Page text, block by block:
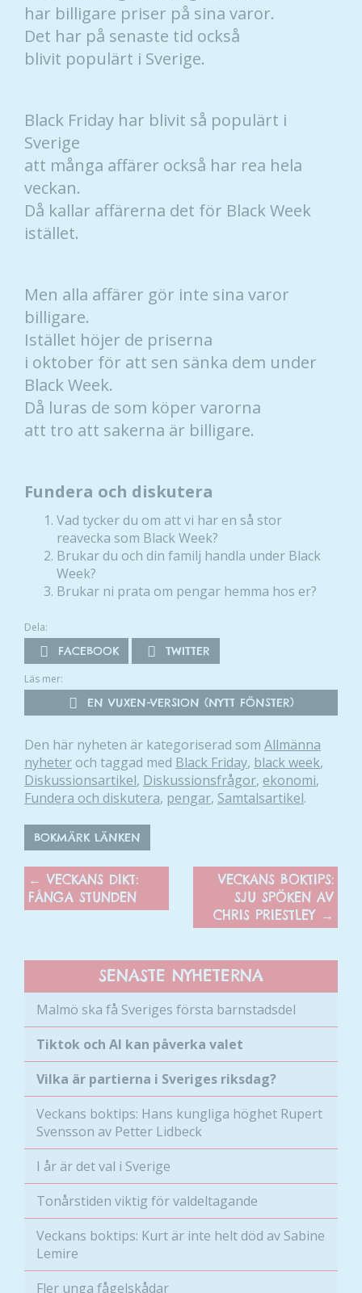
har billigare priser på sina varor.
Det har på senaste tid också
blivit populärt i Sverige.
Black Friday har blivit så populärt i
Sverige
att många affärer också har rea hela
veckan.
Då kallar affärerna det för Black Week
istället.
Men alla affärer gör inte sina varor
billigare.
Istället höjer de priserna
i oktober för att sen sänka dem under
Black Week.
Då luras de som köper varorna
att tro att sakerna är billigare.
Fundera och diskutera
Vad tycker du om att vi har en så stor
reavecka som Black Week?
Brukar du och din familj handla under Black
Week?
Brukar ni prata om pengar hemma hos er?
Dela:
FACEBOOK TWITTER
Läs mer:
EN VUXEN-VERSION (NYTT FÖNSTER)
Den här nyheten är kategoriserad som Allmänna
nyheter och taggad med Black Friday, black week,
Diskussionsartikel, Diskussionsfrågor, ekonomi,
Fundera och diskutera, pengar, Samtalsartikel.
BOKMÄRK LÄNKEN
← VECKANS DIKT:
FÅNGA STUNDEN
VECKANS BOKTIPS:
SJU SPÖKEN AV
CHRIS PRIESTLEY →
SENASTE NYHETERNA
Malmö ska få Sveriges första barnstadsdel
Tiktok och AI kan påverka valet
Vilka är partierna i Sveriges riksdag?
Veckans boktips: Hans kungliga höghet Rupert
Svensson av Petter Lidbeck
I år är det val i Sverige
Tonårstiden viktig för valdeltagande
Veckans boktips: Kurt är inte helt död av Sabine
Lemire
Fler unga fågelskådar
Nödvändiga
Dessa kakor
går inte att
välja bort. De
behövs för
att hemsidan
Statistik